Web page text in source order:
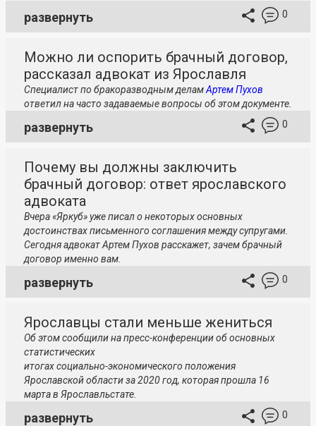
развернуть 0
Можно ли оспорить брачный договор,
рассказал адвокат из Ярославля
Специалист по бракоразводным деламАртем Пухов
ответил на часто задаваемые вопросы об этом документе.
развернуть 0
Почему вы должны заключить
брачный договор: ответ ярославского
адвоката
Вчера «Яркуб» уже писал о некоторых основных
достоинствах письменного соглашения между супругами.
Сегодня адвокат Артем Пухов расскажет, зачем брачный
договор именно вам.
развернуть 0
Ярославцы стали меньше жениться
Об этом сообщили напресс-конференцииоб основных
статистических
итогахсоциально-экономического положения
Ярославской области за 2020 год, которая прошла 16
марта в Ярославльстате.
развернуть 0